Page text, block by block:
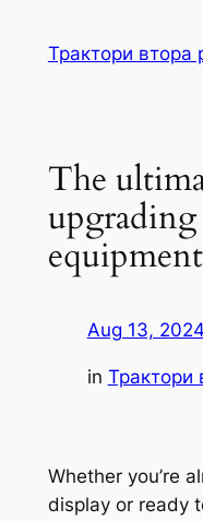
Трактори втора
The
equipment
Aug 13, 2024
in Трактори
Whether you’re
display or ready